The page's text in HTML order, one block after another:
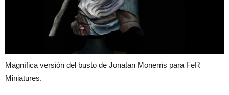
Magnífica versión del busto de Jonatan Monerris para FeR
Miniatures.